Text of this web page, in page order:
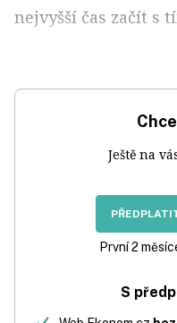
nejvyšší čas začít s
Ještě na
První 2
S